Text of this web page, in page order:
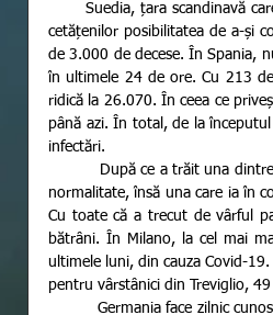
       Suedia, țara scandinavă care nu a impus aproape nicio restricție în timpul pandemiei, oferindu-le
cetățenilor posibilitatea de a-și
de 3.000 de decese. În Spania,
în ultimele 24 de ore. Cu 213
ridică la 26.070. În ceea ce
până azi. În total, de la
infectări.
normalitate, însă una care ia în
Cu toate că a trecut de vârful
bătrâni. În Milano, la cel mai
ultimele luni, din cauza Covid-
pentru vârstânici din Treviglio,